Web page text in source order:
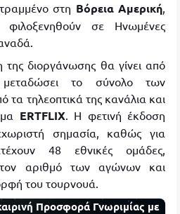
στη Βόρεια Αμερική,
σε Ηνωμένες
διοργάνωσης θα γίνει από
το σύνολο των
τηλεοπτικά της κανάλια και
ERTFLIX. Η φετινή έκδοση
σημασία, καθώς για
48 εθνικές ομάδες,
αριθμό των αγώνων και
του τουρνουά.
Προσφορά Γνωριμίας με